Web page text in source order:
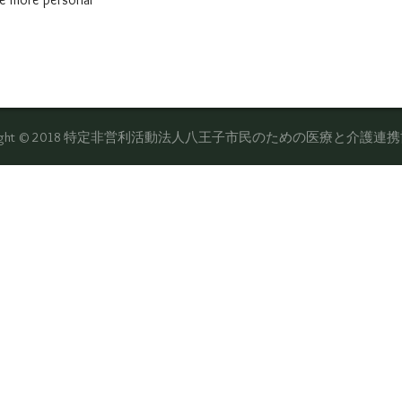
© 2018 特定非営利活動法人八王子市民のための医療と介護連